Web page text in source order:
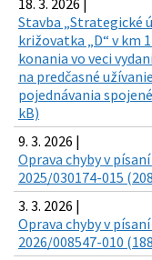
18. 3. 2026 |
Stavba „Strategické
križovatka „D“ v km
konania vo veci
na predčasné
pojednávania
kB)
9. 3. 2026 |
Oprava chyby v
2025/030174-015
3. 3. 2026 |
Oprava chyby v
2026/008547-010